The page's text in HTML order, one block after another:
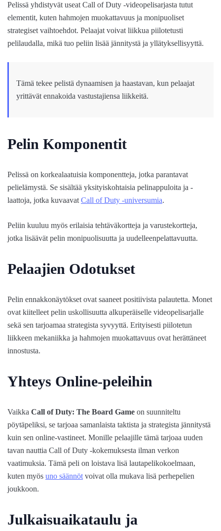
Pelissä yhdistyvät useat Call of Duty -videopelisarjasta tutut
elementit, kuten hahmojen muokattavuus ja monipuoliset
strategiset vaihtoehdot. Pelaajat voivat liikkua piilotetusti
pelilaudalla, mikä tuo peliin lisää jännitystä ja yllätyksellisyyttä.
Tämä tekee pelistä dynaamisen ja haastavan, kun pelaajat
yrittävät ennakoida vastustajiensa liikkeitä.
Pelin Komponentit
Pelissä on korkealaatuisia komponentteja, jotka parantavat
pelielämystä. Se sisältää yksityiskohtaisia pelinappuloita ja -
laattoja, jotka kuvaavat Call of Duty -universumia.
Peliin kuuluu myös erilaisia tehtäväkortteja ja varustekortteja,
jotka lisäävät pelin monipuolisuutta ja uudelleenpelattavuutta.
Pelaajien Odotukset
Pelin ennakkonäytökset ovat saaneet positiivista palautetta. Monet
ovat kiitelleet pelin uskollisuutta alkuperäiselle videopelisarjalle
sekä sen tarjoamaa strategista syvyyttä. Erityisesti piilotetun
liikkeen mekaniikka ja hahmojen muokattavuus ovat herättäneet
innostusta.
Yhteys Online-peleihin
Vaikka Call of Duty: The Board Game on suunniteltu
pöytäpeliksi, se tarjoaa samanlaista taktista ja strategista jännitystä
kuin sen online-vastineet. Monille pelaajille tämä tarjoaa uuden
tavan nauttia Call of Duty -kokemuksesta ilman verkon
vaatimuksia. Tämä peli on loistava lisä lautapelikokoelmaan,
kuten myös uno säännöt voivat olla mukava lisä perhepelien
joukkoon.
Julkaisuaikataulu ja